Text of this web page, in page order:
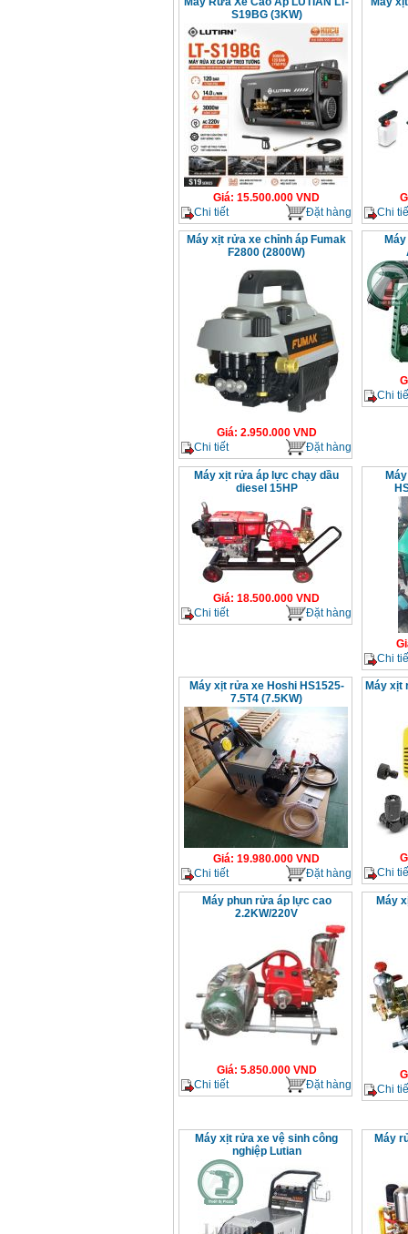
S19BG (3KW)
Giá: 15.500.000 VND
Chi tiết
Đặt hàng
Chi
Máy xịt rửa xe chỉnh áp Fumak
F2800 (2800W)
Giá: 2.950.000VND
Chi tiết
Đặt hàng
Chi
Máy xịt rửa áp lực chạy dầu
diesel 15HP
Giá: 18.500.000 VND
Chi tiết
Đặt hàng
Chi
Máy xịt rửa xe Hoshi HS1525-
7.5T4 (7.5KW)
Giá: 19.980.000 VND
Chi tiết
Đặt hàng
Máy xịt
Chi
Máy phun rửa áp lực cao
2.2KW/220V
Giá: 5.850.000VND
Chi tiết
Đặt hàng
Máy
Chi
Máy xịt rửa xe vệ sinh công
nghiệp Lutian
Máy